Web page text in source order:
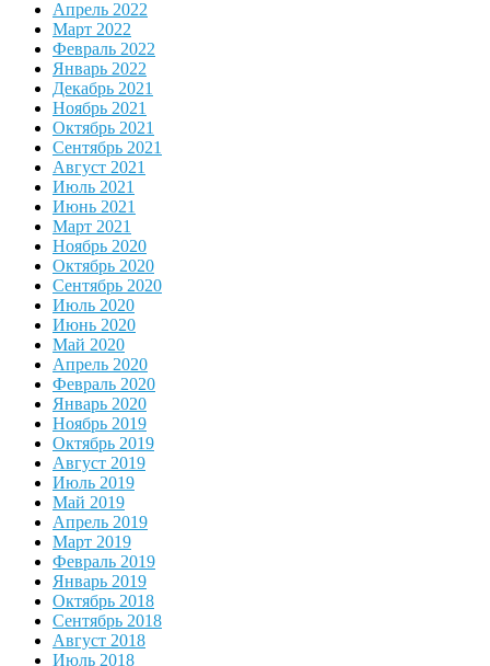
Апрель 2022
Март 2022
Февраль 2022
Январь 2022
Декабрь 2021
Ноябрь 2021
Октябрь 2021
Сентябрь 2021
Август 2021
Июль 2021
Июнь 2021
Март 2021
Ноябрь 2020
Октябрь 2020
Сентябрь 2020
Июль 2020
Июнь 2020
Май 2020
Апрель 2020
Февраль 2020
Январь 2020
Ноябрь 2019
Октябрь 2019
Август 2019
Июль 2019
Май 2019
Апрель 2019
Март 2019
Февраль 2019
Январь 2019
Октябрь 2018
Сентябрь 2018
Август 2018
Июль 2018